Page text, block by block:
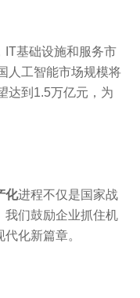
IT基础设施和服务市
人工智能市场规模将
达到1.5万亿元，为
化进程不仅是国家战
我们鼓励企业抓住机
化新篇章。